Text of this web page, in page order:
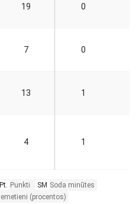
19 0
7 0
13 1
4 1
Pt. Punkti SM Soda minūtes
Iemetieni (procentos)